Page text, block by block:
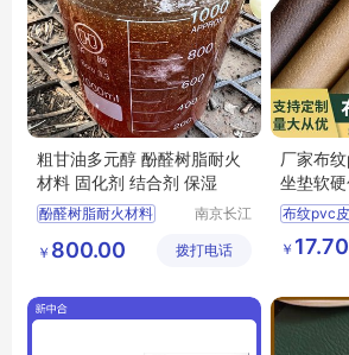
粗甘油多元醇 酚醛树脂耐火
材料 固化剂 结合剂 保湿
酚醛树脂耐火材料
酚醛树脂耐火材料行情
南京长江
科技有限
￥ 800.00 拨打电话
厂家布
坐垫软
布纹pvc
￥ 17.70